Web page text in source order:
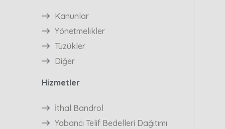
Kanunlar
Yönetmelikler
Tüzükler
Diğer
Hizmetler
İthal Bandrol
Yabancı Telif Bedelleri Dağıtımı